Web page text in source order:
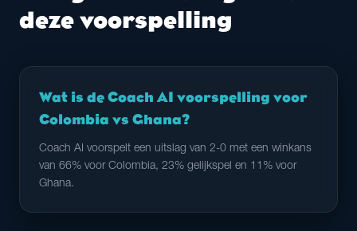
deze voorspelling
Wat is de Coach AI voorspelling voor
Colombia vs Ghana?
Coach AI voorspelt een uitslag van 2-0 met een winkans
van 66% voor Colombia, 23% gelijkspel en 11% voor
Ghana.